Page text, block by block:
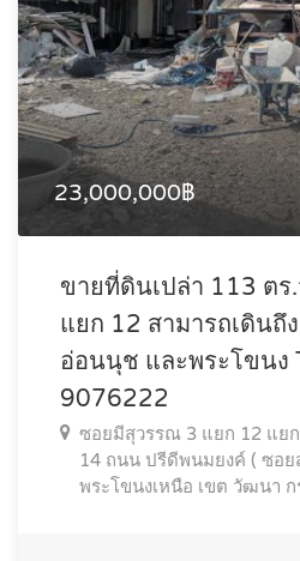
23,000,000฿
ขายที่ดินเปล่า 113 ต
แยก 12 สามารถเดินถึ
อ่อนนุช และพระโขนง
9076222
ซอยมีสุวรรณ 3 แยก 12 แย
14 ถนน ปรีดีพนมยงค์ ( ซอ
พระโขนงเหนือ เขต วัฒนา